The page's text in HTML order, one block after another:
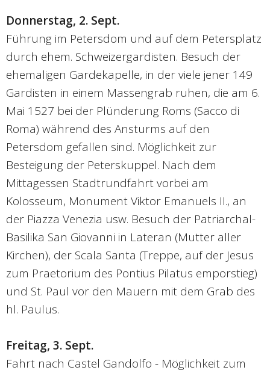
Donnerstag, 2. Sept.
Führung im Petersdom und auf dem Petersplatz
durch ehem. Schweizergardisten. Besuch der
ehemaligen Gardekapelle, in der viele jener 149
Gardisten in einem Massengrab ruhen, die am 6.
Mai 1527 bei der Plünderung Roms (Sacco di
Roma) während des Ansturms auf den
Petersdom gefallen sind. Möglichkeit zur
Besteigung der Peterskuppel. Nach dem
Mittagessen Stadtrundfahrt vorbei am
Kolosseum, Monument Viktor Emanuels II., an
der Piazza Venezia usw. Besuch der Patriarchal-
Basilika San Giovanni in Lateran (Mutter aller
Kirchen), der Scala Santa (Treppe, auf der Jesus
zum Praetorium des Pontius Pilatus emporstieg)
und St. Paul vor den Mauern mit dem Grab des
hl. Paulus.
Freitag, 3. Sept.
Fahrt nach Castel Gandolfo - Möglichkeit zum